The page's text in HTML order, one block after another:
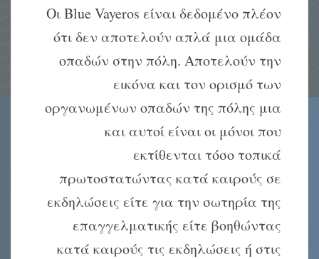
Οι Blue Vayeros είναι δεδομένο πλέον
ότι δεν αποτελούν απλά μια ομάδα
οπαδών στην πόλη. Αποτελούν την
εικόνα και τον ορισμό των
οργανωμένων οπαδών της πόλης μια
και αυτοί είναι οι μόνοι που
εκτίθενται τόσο τοπικά
πρωτοστατώντας κατά καιρούς σε
εκδηλώσεις είτε για την σωτηρία της
επαγγελματικής είτε βοηθώντας
κατά καιρούς τις εκδηλώσεις ή στις